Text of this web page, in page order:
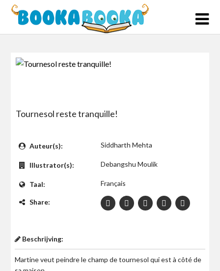
Skip
Tournesol reste tranquille!
Auteur(s): Siddharth Mehta
Illustrator(s): Debangshu Moulik
Taal: Français
Share:
Beschrijving:
Martine veut peindre le champ de tournesol qui est à côté de